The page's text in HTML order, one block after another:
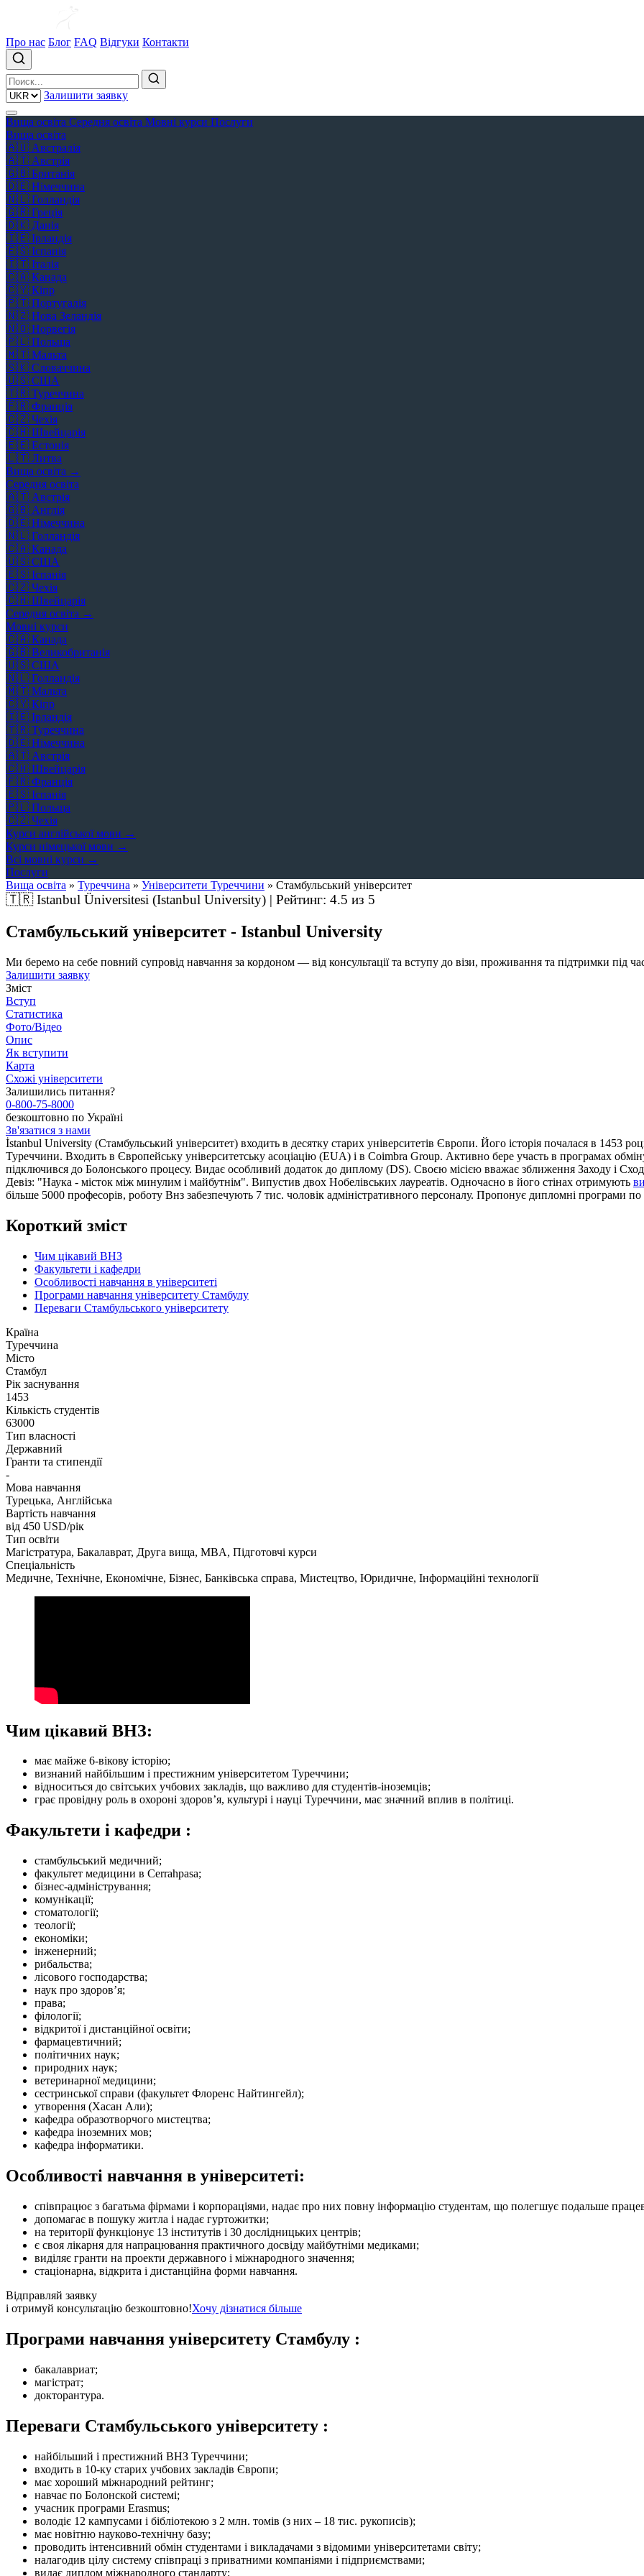
Про нас Блог FAQ Відгуки Контакти
Залишити заявку
Вища освіта Середня освіта Мовні курси Послуги
Вища освіта
🇦🇺 Австралія
🇦🇹 Австрія
🇬🇧 Британія
🇩🇪 Німеччина
🇳🇱 Голландія
🇬🇷 Греція
🇩🇰 Данія
🇮🇪 Ірландія
🇪🇸 Іспанія
🇮🇹 Італія
🇨🇦 Канада
🇨🇾 Кіпр
🇵🇹 Португалія
🇳🇿 Нова Зеландія
🇳🇴 Норвегія
🇵🇱 Польща
🇲🇹 Мальта
🇸🇰 Словаччина
🇺🇸 США
🇹🇷 Туреччина
🇫🇷 Франція
🇨🇿 Чехія
🇨🇭 Швейцарія
🇪🇪 Естонія
🇱🇹 Литва
Вища освіта →
Середня освіта
🇦🇹 Австрія
🇬🇧 Англія
🇩🇪 Німеччина
🇳🇱 Голландія
🇨🇦 Канада
🇺🇸 США
🇪🇸 Іспанія
🇨🇿 Чехія
🇨🇭 Швейцарія
Середня освіта →
Мовні курси
🇨🇦 Канада
🇬🇧 Великобританія
🇺🇸 США
🇳🇱 Голландія
🇲🇹 Мальта
🇨🇾 Кіпр
🇮🇪 Ірландія
🇹🇷 Туреччина
🇩🇪 Німеччина
🇦🇹 Австрія
🇨🇭 Швейцарія
🇫🇷 Франція
🇪🇸 Іспанія
🇵🇱 Польща
🇨🇿 Чехія
Курси англійської мови →
Курси німецької мови →
Всі мовні курси →
Послуги
Вища освіта » Туреччина » Університети Туреччини » Стамбульський університет
🇹🇷Istanbul Üniversitesi (Istanbul University) | Рейтинг: 4.5 из 5
Стамбульський університет - Istanbul University
Ми беремо на себе повний супровід навчання за кордоном — від консультації та вступу до візи, проживання та підтримки під
Залишити заявку
Зміст
Вступ
Статистика
Фото/Відео
Опис
Як вступити
Карта
Схожі університети
Залишились питання?
0-800-75-8000
безкоштовно по Україні
Зв'язатися з нами
İstanbul University (Стамбульський університет) входить в десятку старих університетів Європи. Його історія почалася в 1453
Туреччини. Входить в Європейську університетську асоціацію (EUA) і в Coimbra Group. Активно бере участь в програмах
підключився до Болонського процесу. Видає особливий додаток до диплому (DS). Своєю місією вважає зближення Заходу і
Девіз: "Наука - місток між минулим і майбутнім". Випустив двох Нобелівських лауреатів. Одночасно в його стінах отримують
більше 5000 професорів, роботу Внз забезпечують 7 тис. чоловік адміністративного персоналу. Пропонує дипломні програми по
Короткий зміст
Чим цікавий ВНЗ
Факультети і кафедри
Особливості навчання в університеті
Програми навчання університету Стамбулу
Переваги Стамбульського університету
Країна
Туреччина
Місто
Стамбул
Рік заснування
1453
Кількість студентів
63000
Тип власності
Державний
Гранти та стипендії
-
Мова навчання
Турецька, Англійська
Вартість навчання
від 450 USD/рік
Тип освіти
Магістратура, Бакалаврат, Друга вища, MBA, Підготовчі курси
Спеціальність
Медичне, Технічне, Економічне, Бізнес, Банківська справа, Мистецтво, Юридичне, Інформаційні технології
Чим цікавий ВНЗ:
має майже 6-вікову історію;
визнаний найбільшим і престижним університетом Туреччини;
відноситься до світських учбових закладів, що важливо для студентів-іноземців;
грає провідну роль в охороні здоров’я, культурі і науці Туреччини, має значний вплив в політиці.
Факультети і кафедри :
стамбульський медичний;
факультет медицини в Cerrahpasa;
бізнес-адміністрування;
комунікації;
стоматології;
теології;
економіки;
інженерний;
рибальства;
лісового господарства;
наук про здоров’я;
права;
філології;
відкритої і дистанційної освіти;
фармацевтичний;
політичних наук;
природних наук;
ветеринарної медицини;
сестринської справи (факультет Флоренс Найтингейл);
утворення (Хасан Али);
кафедра образотворчого мистецтва;
кафедра іноземних мов;
кафедра інформатики.
Особливості навчання в університеті:
співпрацює з багатьма фірмами і корпораціями, надає про них повну інформацію студентам, що полегшує подальше
допомагає в пошуку житла і надає гуртожитки;
на території функціонує 13 інститутів і 30 дослідницьких центрів;
є своя лікарня для напрацювання практичного досвіду майбутніми медиками;
виділяє гранти на проекти державного і міжнародного значення;
стаціонарна, відкрита і дистанційна форми навчання.
Відправляй заявку
і отримуй консультацію безкоштовно!Хочу дізнатися більше
Програми навчання університету Стамбулу :
бакалавриат;
магістрат;
докторантура.
Переваги Стамбульського університету :
найбільший і престижний ВНЗ Туреччини;
входить в 10-ку старих учбових закладів Європи;
має хороший міжнародний рейтинг;
навчає по Болонской системі;
учасник програми Erasmus;
володіє 12 кампусами і бібліотекою з 2 млн. томів (з них – 18 тис. рукописів);
має новітню науково-технічну базу;
проводить інтенсивний обмін студентами і викладачами з відомими університетами світу;
налагодив цілу систему співпраці з приватними компаніями і підприємствами;
видає диплом міжнародного стандарту;